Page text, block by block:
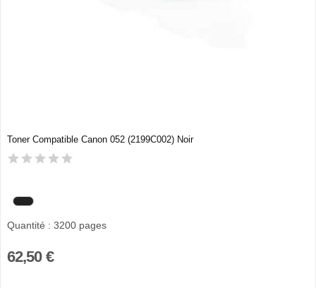
Toner Compatible Canon 052 (2199C002) Noir
Quantité : 3200 pages
62,50 €